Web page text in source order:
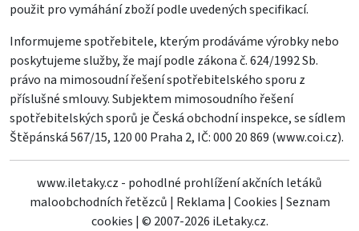
použit pro vymáhání zboží podle uvedených specifikací.
Informujeme spotřebitele, kterým prodáváme výrobky nebo
poskytujeme služby, že mají podle zákona č. 624/1992 Sb.
právo na mimosoudní řešení spotřebitelského sporu z
příslušné smlouvy. Subjektem mimosoudního řešení
spotřebitelských sporů je Česká obchodní inspekce, se sídlem
Štěpánská 567/15, 120 00 Praha 2, IČ: 000 20 869 (www.coi.cz).
www.iletaky.cz - pohodlné prohlížení akčních letáků
maloobchodních řetězců | Reklama | Cookies | Seznam
cookies | © 2007-2026 iLetaky.cz.